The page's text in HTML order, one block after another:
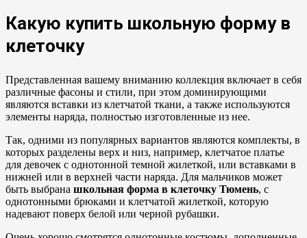
Какую купить школьную форму в
клеточку
Представленная вашему вниманию коллекция включает в себя
различные фасоны и стили, при этом доминирующими
являются вставки из клетчатой ткани, а также используются
элементы наряда, полностью изготовленные из нее.
Так, одними из популярных вариантов являются комплекты, в
которых разделены верх и низ, например, клетчатое платье
для девочек с однотонной темной жилеткой, или вставками в
нижней или в верхней части наряда. Для мальчиков может
быть выбрана школьная форма в клеточку Тюмень, с
однотонными брюками и клетчатой жилеткой, которую
надевают поверх белой или черной рубашки.